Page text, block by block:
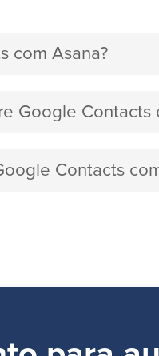
com Asana?
Google Contacts
Contacts